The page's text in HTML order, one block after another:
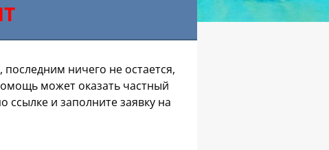
ничего не остается,
может оказать частный
ссылке и заполните заявку на